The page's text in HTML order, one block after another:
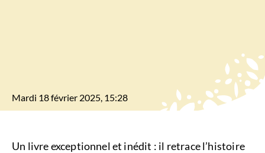
Mardi 18 février 2025, 15:28
Un livre exceptionnel et inédit : il retrace l’histoire